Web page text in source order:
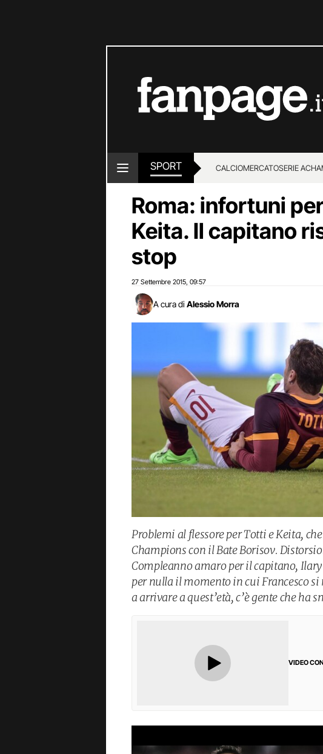
SPORT CALCIOMERCATOSERIE A
Roma: infortuni
Keita. Il capitano
stop
27 Settembre 2015 09:57
A cura di Alessio Morra
Problemi al flessore per Totti e Keita,
Champions con il Bate Borisov.
Compleanno amaro per il capitano,
per nulla il momento in cui Francesco
a arrivare a quest’età, c’è gente che ha
VIDEO